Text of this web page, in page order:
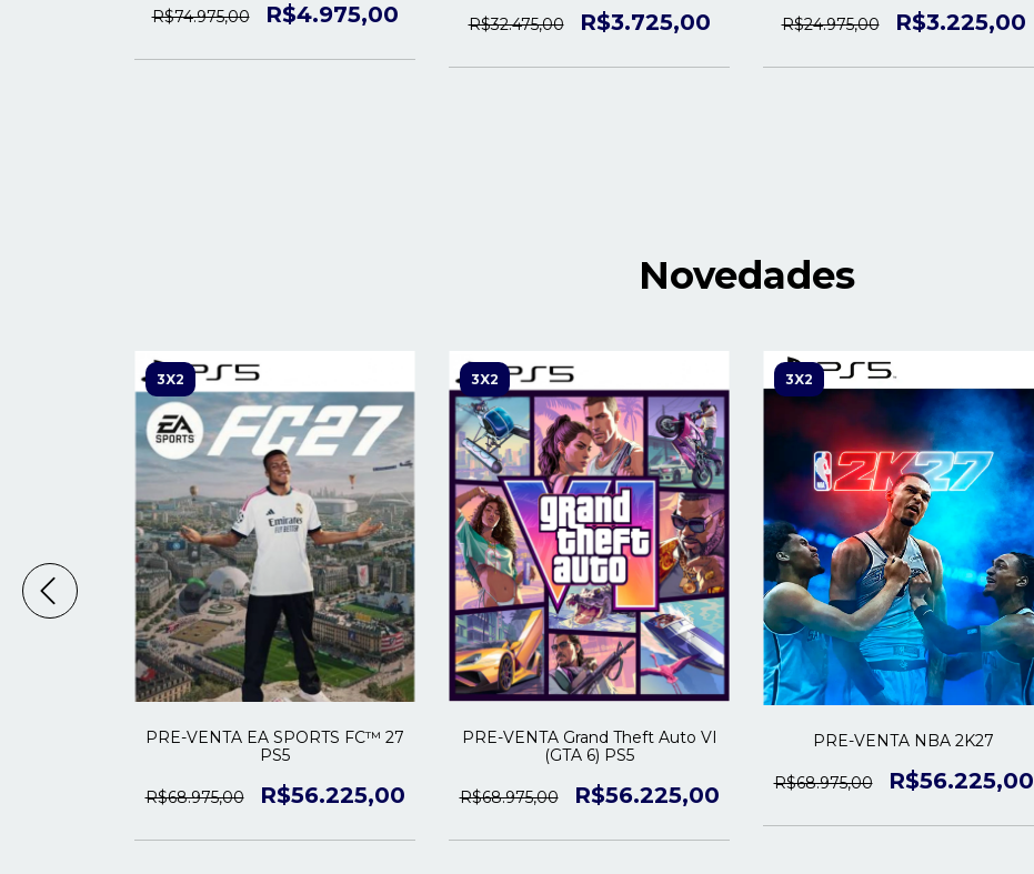
R$74.975,00 R$4.975,00 R$32.475,00 R$3.725,00 R$24.975,00 R$3.225,00
Novedades
3X2
PRE-VENTA EA SPORTS FC™ 27
PS5
R$68.975,00 R$56.225,00
3X2
PRE-VENTA Grand Theft Auto VI
(GTA 6) PS5
R$68.975,00 R$56.225,00
3X2
PRE-VENTA NBA 2K27
R$68.975,00 R$56.225,00